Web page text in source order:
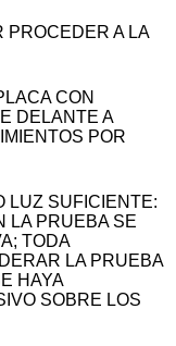
PROCEDER A LA
CON
DELANTE A
POR
LUZ SUFICIENTE:
LA PRUEBA SE
TODA
LA PRUEBA
HAYA
SOBRE LOS